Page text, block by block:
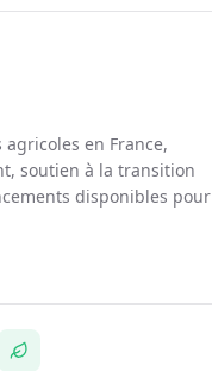
en France,
soutien à la transition
disponibles pour